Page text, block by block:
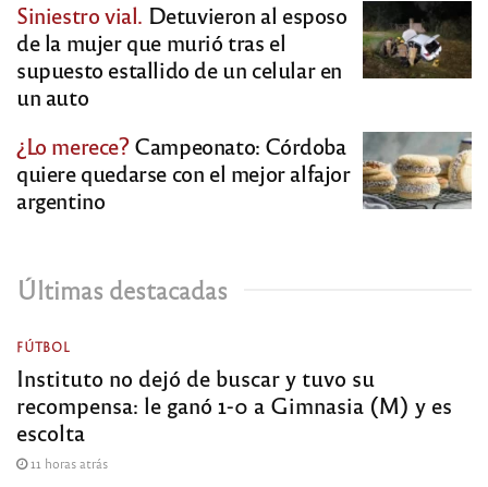
Siniestro vial. Detuvieron al esposo
de la mujer que murió tras el
supuesto estallido de un celular en
un auto
¿Lo merece?Campeonato: Córdoba
quiere quedarse con el mejor alfajor
argentino
Últimas destacadas
FÚTBOL
Instituto no dejó de buscar y tuvo su
recompensa: le ganó 1-0 a Gimnasia (M) y es
escolta
11 horas atrás